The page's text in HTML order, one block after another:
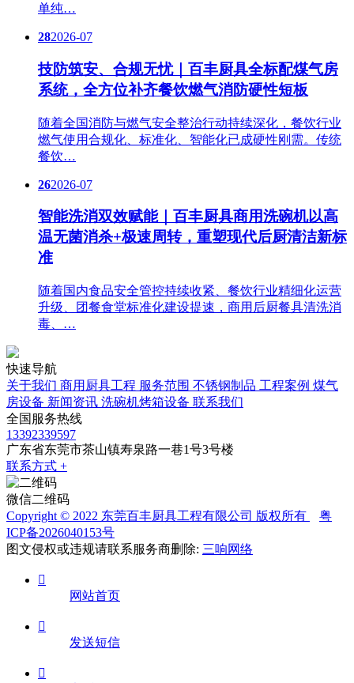
单纯…
282026-07
技防筑安、合规无忧｜百丰厨具全标配煤气房
系统，全方位补齐餐饮燃气消防硬性短板
随着全国消防与燃气安全整治行动持续深化，餐饮行业
燃气使用合规化、标准化、智能化已成硬性刚需。传统
餐饮…
262026-07
智能洗消双效赋能｜百丰厨具商用洗碗机以高
温无菌消杀+极速周转，重塑现代后厨清洁新标
准
随着国内食品安全管控持续收紧、餐饮行业精细化运营
升级、团餐食堂标准化建设提速，商用后厨餐具清洗消
毒、…
快速导航
关于我们 商用厨具工程 服务范围 不锈钢制品 工程案例 煤气
房设备 新闻资讯 洗碗机烤箱设备 联系我们
全国服务热线
13392339597
广东省东莞市茶山镇寿泉路一巷1号3号楼
联系方式 +
微信二维码
Copyright © 2022 东莞百丰厨具工程有限公司 版权所有
粤
ICP备2026040153号
图文侵权或违规请联系服务商删除: 三响网络

网站首页

发送短信
